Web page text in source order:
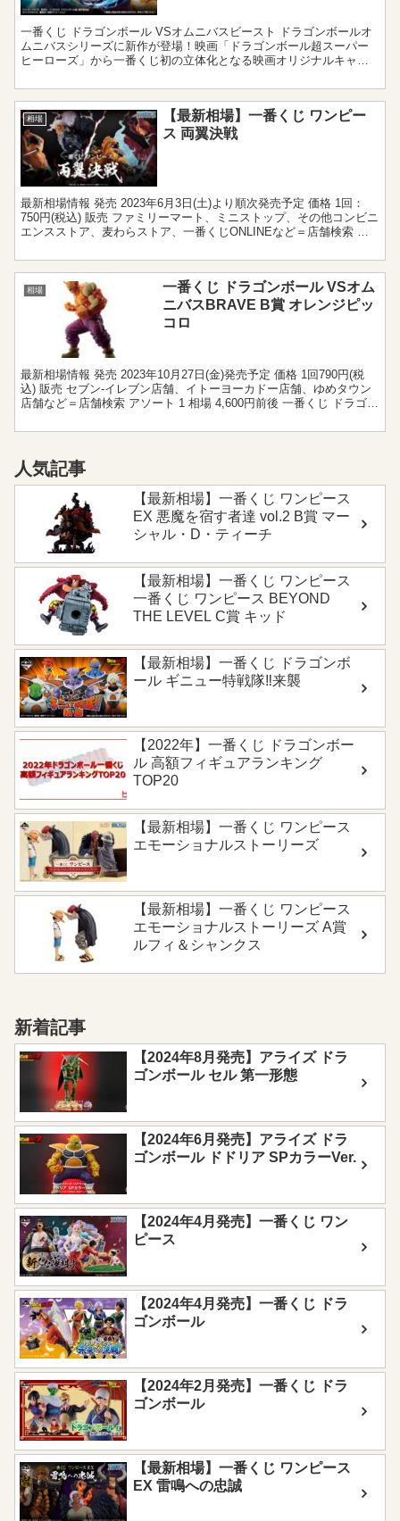
一番くじ ドラゴンボール VSオムニバスビースト ドラゴンボールオ
ムニバスシリーズに新作が登場！映画「ドラゴンボール超スーパー
ヒーローズ」から一番くじ初の立体化となる映画オリジナルキャラ
相場
【最新相場】一番くじ ワンピー
ス 両翼決戦
最新相場情報 発売 2023年6月3日(土)より順次発売予定 価格 1回：
750円(税込) 販売 ファミリーマート、ミニストップ、その他コンビニ
エンスストア、麦わらストア、一番くじONLINEなど＝店舗検索 ア
相場
一番くじ ドラゴンボール VSオム
ニバスBRAVE B賞 オレンジピッ
コロ
最新相場情報 発売 2023年10月27日(金)発売予定 価格 1回790円(税
込) 販売 セブン‐イレブン店舗、イトーヨーカドー店舗、ゆめタウン
店舗など＝店舗検索 アソート 1 相場 4,600円前後 一番くじ ドラゴン
人気記事
【最新相場】一番くじ ワンピース
EX 悪魔を宿す者達 vol.2 B賞 マー
シャル・D・ティーチ
【最新相場】一番くじ ワンピース
一番くじ ワンピース BEYOND
THE LEVEL C賞 キッド
【最新相場】一番くじ ドラゴンボ
ール ギニュー特戦隊‼来襲
【2022年】一番くじ ドラゴンボー
ル 高額フィギュアランキング
TOP20
【最新相場】一番くじ ワンピース
エモーショナルストーリーズ
【最新相場】一番くじ ワンピース
エモーショナルストーリーズ A賞
ルフィ＆シャンクス
新着記事
【2024年8月発売】アライズ ドラ
ゴンボール セル 第一形態
【2024年6月発売】アライズ ドラ
ゴンボール ドドリア SPカラーVer.
【2024年4月発売】一番くじ ワン
ピース
【2024年4月発売】一番くじ ドラ
ゴンボール
【2024年2月発売】一番くじ ドラ
ゴンボール
【最新相場】一番くじ ワンピース
EX 雷鳴への忠誠